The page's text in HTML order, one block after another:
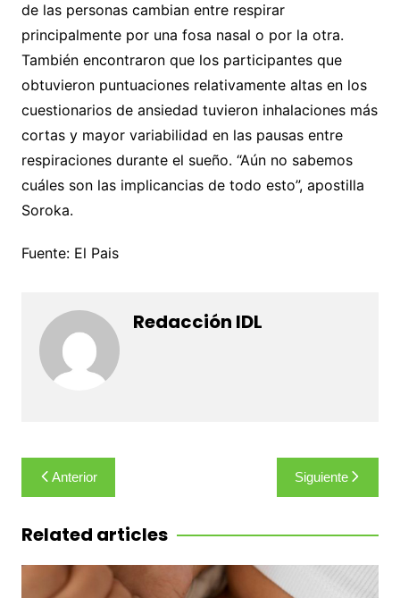
de las personas cambian entre respirar
principalmente por una fosa nasal o por la otra.
También encontraron que los participantes que
obtuvieron puntuaciones relativamente altas en los
cuestionarios de ansiedad tuvieron inhalaciones más
cortas y mayor variabilidad en las pausas entre
respiraciones durante el sueño. “Aún no sabemos
cuáles son las implicancias de todo esto”, apostilla
Soroka.
Fuente: El Pais
Redacción IDL
Navegación
de
entradas
Anterior Siguiente
Related articles